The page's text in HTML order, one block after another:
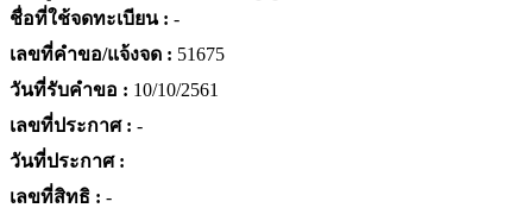
ชื่อที่ใช้จดทะเบียน : -
เลขที่คำขอ/แจ้งจด : 51675
วันที่รับคำขอ : 10/10/2561
เลขที่ประกาศ : -
วันที่ประกาศ :
เลขที่สิทธิ : -